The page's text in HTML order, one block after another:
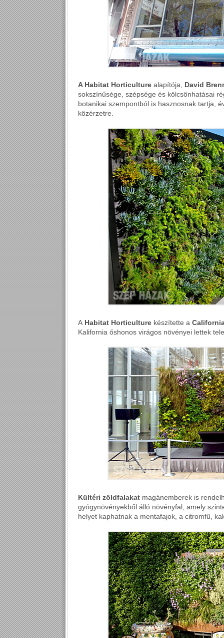
A Habitat Horticulture alapítója, David
sokszínűsége, szépsége és kölcsönhatásai
botanikai szempontból is hasznosnak tartja,
közérzetre.
A Habitat Horticulture készítette a
Kalifornia őshonos virágos növényei lettek
Kültéri zöldfalakat magánemberek is
gyógynövényekből álló növényfal, amely
helyet kaphatnak a mentafajok, a citromfű,